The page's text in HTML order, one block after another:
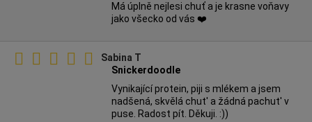
Má úplně nejlesi chuť a je krasne voňavy
jako všecko od vás ❤️
Sabina T
Snickerdoodle
Vynikající protein, piji s mlékem a jsem
nadšená, skvělá chut' a žádná pachut' v
puse. Radost pít. Děkuji. :))